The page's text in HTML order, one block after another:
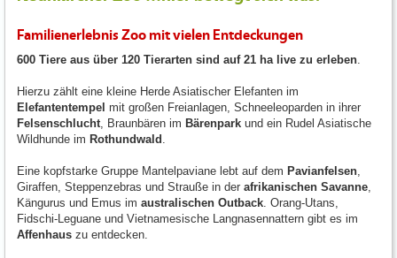
Familienerlebnis Zoo mit vielen Entdeckungen
600 Tiere aus über 120 Tierarten sind auf 21 ha live zu erleben
Hierzu zählt eine kleine Herde Asiatischer Elefanten im
Elefantentempel mit großen Freianlagen, Schneeleoparden in ihrer
Felsenschlucht , Braunbären im Bärenpark und ein Rudel Asiatische
Wildhunde im Rothundwald
Eine kopfstarke Gruppe Mantelpaviane lebt auf dem Pavianfelsen
Giraffen, Steppenzebras und Strauße in der afrikanischen Savanne
Kängurus und Emus im australischen Outback . Orang-Utans,
Fidschi-Leguane und Vietnamesische Langnasennattern gibt es im
Affenhaus zu entdecken.